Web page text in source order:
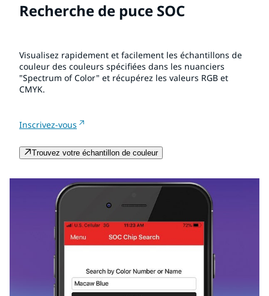
Recherche de puce SOC
Visualisez rapidement et facilement les échantillons de
couleur des couleurs spécifiées dans les nuanciers
"Spectrum of Color" et récupérez les valeurs RGB et
CMYK.
Inscrivez-vous
Trouvez votre échantillon de couleur